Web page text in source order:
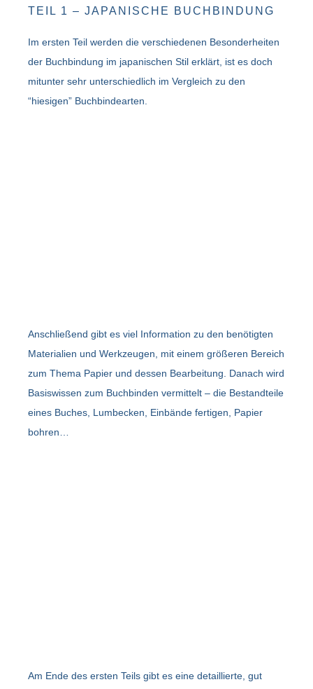
TEIL 1 – JAPANISCHE BUCHBINDUNG
Im ersten Teil werden die verschiedenen Besonderheiten
der Buchbindung im japanischen Stil erklärt, ist es doch
mitunter sehr unterschiedlich im Vergleich zu den
“hiesigen” Buchbindearten.
Anschließend gibt es viel Information zu den benötigten
Materialien und Werkzeugen, mit einem größeren Bereich
zum Thema Papier und dessen Bearbeitung. Danach wird
Basiswissen zum Buchbinden vermittelt – die Bestandteile
eines Buches, Lumbecken, Einbände fertigen, Papier
bohren…
Am Ende des ersten Teils gibt es eine detaillierte, gut